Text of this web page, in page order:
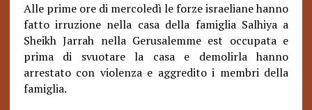
Alle prime ore di mercoledì le forze israeliane hanno
fatto irruzione nella casa della famiglia Salhiya a
Sheikh Jarrah nella Gerusalemme est occupata e
prima di svuotare la casa e demolirla hanno
arrestato con violenza e aggredito i membri della
famiglia.